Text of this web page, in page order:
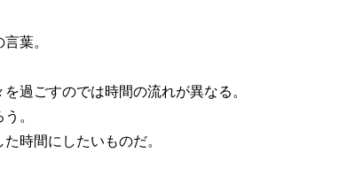
葉。
過ごすのでは時間の流れが異なる。
。
時間にしたいものだ。